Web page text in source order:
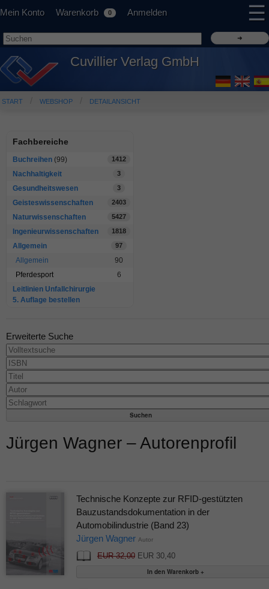
Mein Konto Warenkorb 0 Anmelden ☰
Cuvillier Verlag GmbH
START WEBSHOP DETAILANSICHT
Fachbereiche
Buchreihen (99) 1412
Nachhaltigkeit 3
Gesundheitswesen 3
Geisteswissenschaften 2403
Naturwissenschaften 5427
Ingenieurwissenschaften 1818
Allgemein 97
Allgemein
90
Pferdesport
6
Leitlinien Unfallchirurgie
5. Auflage bestellen
Erweiterte Suche
Jürgen Wagner – Autorenprofil
Technische Konzepte zur RFID-gestützten
Bauzustandsdokumentation in der
Automobilindustrie (Band 23)
Jürgen Wagner Autor
EUR 32,00EUR 30,40